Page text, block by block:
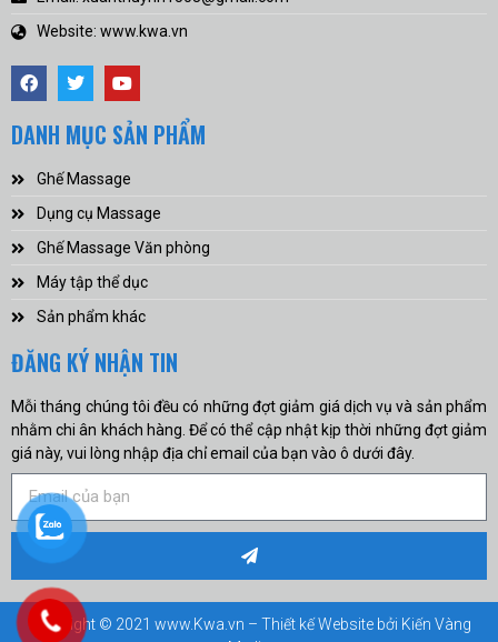
Website: www.kwa.vn
DANH MỤC SẢN PHẨM
Ghế Massage
Dụng cụ Massage
Ghế Massage Văn phòng
Máy tập thể dục
Sản phẩm khác
ĐĂNG KÝ NHẬN TIN
Mỗi tháng chúng tôi đều có những đợt giảm giá dịch vụ và sản phẩm
nhằm chi ân khách hàng. Để có thể cập nhật kịp thời những đợt giảm
giá này, vui lòng nhập địa chỉ email của bạn vào ô dưới đây.
Copyright © 2021 www.Kwa.vn – Thiết kế Website bởi Kiến Vàng